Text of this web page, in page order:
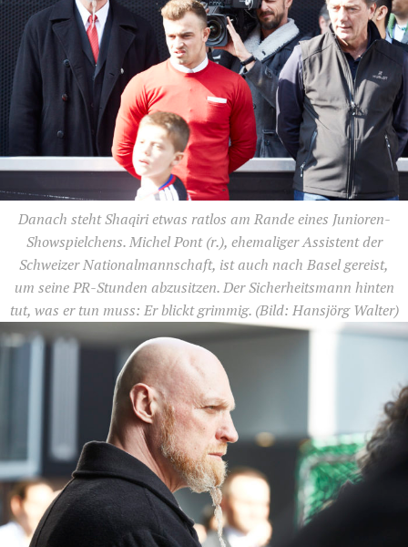
Danach steht Shaqiri etwas ratlos am Rande eines Junioren-
Showspielchens. Michel Pont (r.), ehemaliger Assistent der
Schweizer Nationalmannschaft, ist auch nach Basel gereist,
um seine PR-Stunden abzusitzen. Der Sicherheitsmann hinten
tut, was er tun muss: Er blickt grimmig.(Bild: Hansjörg Walter)